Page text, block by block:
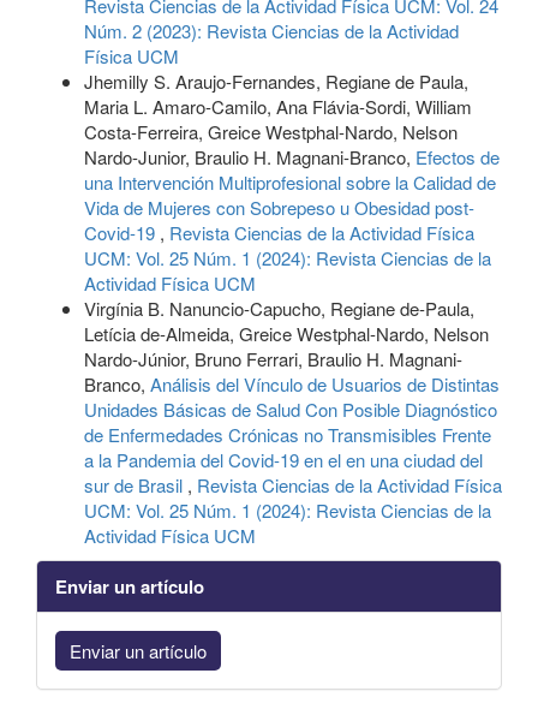
Núm. 2 (2023): Revista Ciencias de la Actividad
Física UCM
Jhemilly S. Araujo-Fernandes, Regiane de Paula,
Maria L. Amaro-Camilo, Ana Flávia-Sordi, William
Costa-Ferreira, Greice Westphal-Nardo, Nelson
Nardo-Junior, Braulio H. Magnani-Branco, Efectos de
una Intervención Multiprofesional sobre la Calidad de
Vida de Mujeres con Sobrepeso u Obesidad post-
Covid-19 , Revista Ciencias de la Actividad Física
UCM: Vol. 25 Núm. 1 (2024): Revista Ciencias de la
Actividad Física UCM
Virgínia B. Nanuncio-Capucho, Regiane de-Paula,
Letícia de-Almeida, Greice Westphal-Nardo, Nelson
Nardo-Júnior, Bruno Ferrari, Braulio H. Magnani-
Branco, Análisis del Vínculo de Usuarios de Distintas
Unidades Básicas de Salud Con Posible Diagnóstico
de Enfermedades Crónicas no Transmisibles Frente
a la Pandemia del Covid-19 en el en una ciudad del
sur de Brasil , Revista Ciencias de la Actividad Física
UCM: Vol. 25 Núm. 1 (2024): Revista Ciencias de la
Actividad Física UCM
Enviar un artículo
Enviar un artículo